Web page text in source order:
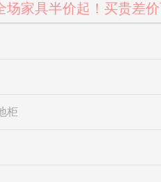
家具半价起！买贵差价
柜